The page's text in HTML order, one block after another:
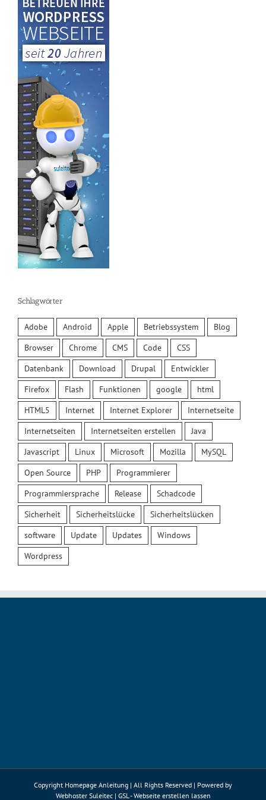
Schlagwörter
Adobe Android Apple Betriebssystem
Blog
Browser
Chrome CMS Code
CSS
Datenbank
Download Drupal
Entwickler
Firefox
Flash Funktionen google
html
HTML5
Internet Internet Explorer
Internetseite
Internetseiten
Internetseiten erstellen
Java
Javascript
Linux Microsoft Mozilla
MySQL
Open Source
PHP
Programmierer
Programmiersprache
Release
Schadcode
Sicherheit
Sicherheitslücke
Sicherheitslücken
software
Update Updates
Windows
Wordpress
Copyright Homepage Anleitung | All Rights Reserved | Powered by
Webhoster Suleitec| GSL - Webseite erstellen lassen